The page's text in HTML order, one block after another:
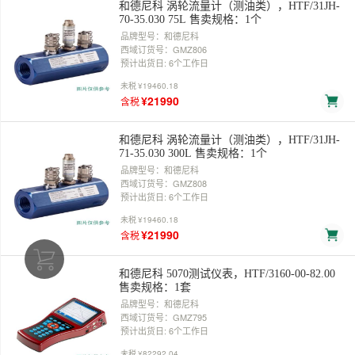
和德尼科 涡轮流量计（测油类），HTF/31JH-
70-35.030 75L 售卖规格：1个
品牌型号：和德尼科
西域订货号：GMZ806
预计出货日: 6个工作日
未税¥19460.18
含税¥21990
和德尼科 涡轮流量计（测油类），HTF/31JH-
71-35.030 300L 售卖规格：1个
品牌型号：和德尼科
西域订货号：GMZ808
预计出货日: 6个工作日
未税¥19460.18
含税¥21990
和德尼科 5070测试仪表，HTF/3160-00-82.00
售卖规格：1套
品牌型号：和德尼科
西域订货号：GMZ795
预计出货日: 6个工作日